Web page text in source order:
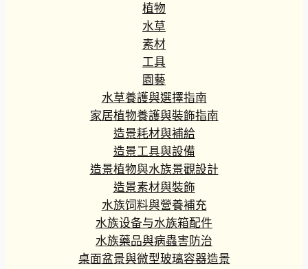
植物
水草
素材
工具
園藝
水草養護與選擇指南
家居植物養護與裝飾指南
造景耗材與補給
造景工具與設備
造景植物與水族景觀設計
造景素材與裝飾
水族饲料與營養補充
水族设备与水族箱配件
水族藥品與病蟲害防治
桌面盆景與微型玻璃容器造景